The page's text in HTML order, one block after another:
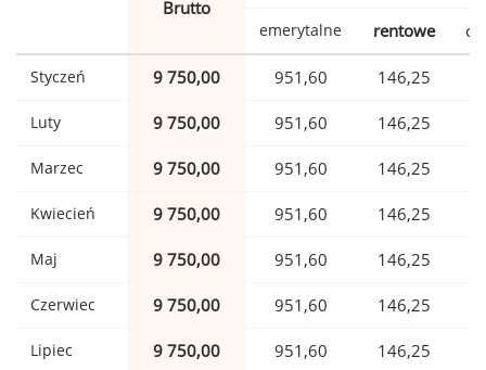
Brutto
emerytalne rentowe
Styczeń 9 750,00 951,60 146,25
Luty 9 750,00 951,60 146,25
Marzec 9 750,00 951,60 146,25
Kwiecień 9 750,00 951,60 146,25
Maj 9 750,00 951,60 146,25
Czerwiec 9 750,00 951,60 146,25
Lipiec 9 750,00 951,60 146,25